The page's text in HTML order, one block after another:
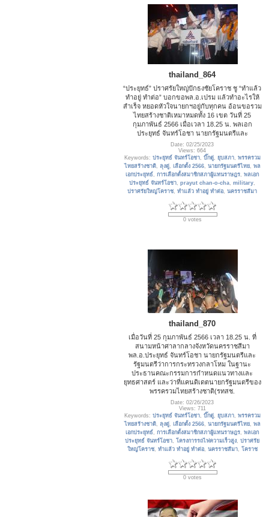
thailand_864
“ประยุทธ์” ปราศรัยใหญ่ปักธงชัยโคราช ชู “ทำแล้ว
ทำอยู่ ทำต่อ” บอกขอพล.อ.เปรม แล้วทำอะไรให้
สำเร็จ หยอดหัวใจนายกฯอยู่กับทุกคน อ้อนขอรวม
ไทยสร้างชาติเหมาหมดทั้ง 16 เขต วันที่ 25
กุมภาพันธ์ 2566 เมื่อเวลา 18.25 น. พลเอก
ประยุทธ์ จันทร์โอชา นายกรัฐมนตรีและ
Date: 02/25/2023
Views: 664
Keywords: ประยุทธ์ จันทร์โอชา, บิ๊กตู่, ยุบสภา, พรรครวม
ไทยสร้างชาติ, ลุงตู่, เลือกตั้ง 2566, นายกรัฐมนตรีไทย, พล
เอกประยุทธ์ ,การเลือกตั้งสมาชิกสภาผู้แทนราษฎร,พลเอก
ประยุทธ์ จันทร์โอชา,prayut chan-o-cha,military,
ปราศรัยใหญ่โคราช,ทำแล้ว ทำอยู่ ทำต่อ,นครราชสีมา
0 votes
thailand_870
เมื่อวันที่ 25 กุมภาพันธ์ 2566 เวลา 18.25 น. ที่
สนามหน้าศาลากลางจังหวัดนครราชสีมา
พล.อ.ประยุทธ์ จันทร์โอชา นายกรัฐมนตรีและ
รัฐมนตรีว่าการกระทรวงกลาโหม ในฐานะ
ประธานคณะกรรมการกำหนดแนวทางและ
ยุทธศาสตร์ และว่าที่แคนดิเดตนายกรัฐมนตรีของ
พรรครวมไทยสร้างชาติ(รทสช.
Date: 02/26/2023
Views: 711
Keywords: ประยุทธ์ จันทร์โอชา, บิ๊กตู่, ยุบสภา, พรรครวม
ไทยสร้างชาติ, ลุงตู่, เลือกตั้ง 2566, นายกรัฐมนตรีไทย, พล
เอกประยุทธ์ ,การเลือกตั้งสมาชิกสภาผู้แทนราษฎร,พลเอก
ประยุทธ์ จันทร์โอชา,โครงการรถไฟความเร็วสูง,ปราศรัย
ใหญ่โคราช, ทำแล้ว ทำอยู่ ทำต่อ, นครราชสีมา, โคราช
0 votes